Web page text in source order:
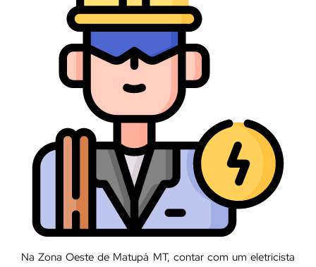
Na Zona Oeste de Matupá MT, contar com um eletricista